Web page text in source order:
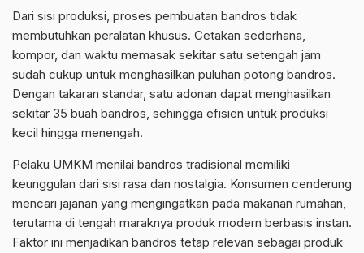
Dari sisi produksi, proses pembuatan bandros tidak
membutuhkan peralatan khusus. Cetakan sederhana,
kompor, dan waktu memasak sekitar satu setengah jam
sudah cukup untuk menghasilkan puluhan potong bandros.
Dengan takaran standar, satu adonan dapat menghasilkan
sekitar 35 buah bandros, sehingga efisien untuk produksi
kecil hingga menengah.
Pelaku UMKM menilai bandros tradisional memiliki
keunggulan dari sisi rasa dan nostalgia. Konsumen cenderung
mencari jajanan yang mengingatkan pada makanan rumahan,
terutama di tengah maraknya produk modern berbasis instan.
Faktor ini menjadikan bandros tetap relevan sebagai produk